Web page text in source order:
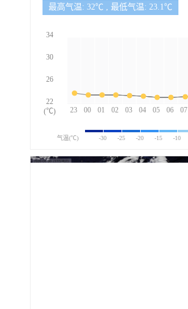
最高气温: 32℃ , 最低气温: 23.1℃
23 00 01 02 03 04 05 06 07
34
30
26
22
(℃)
气温(℃) -30 -25 -20 -15 -10